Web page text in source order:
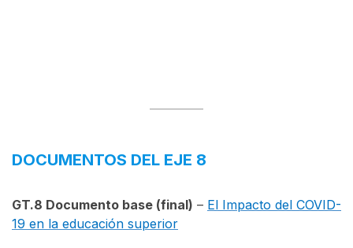
DOCUMENTOS DEL EJE 8
GT.8 Documento base (final) – El Impacto del COVID-
19 en la educación superior